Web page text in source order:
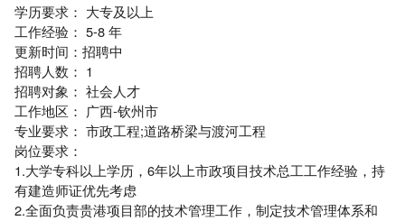
学历要求： 大专及以上
工作经验： 5-8 年
更新时间：招聘中
招聘人数： 1
招聘对象： 社会人才
工作地区： 广西-钦州市
专业要求： 市政工程;道路桥梁与渡河工程
岗位要求：
1.大学专科以上学历，6年以上市政项目技术总工工作经验，持
有建造师证优先考虑
2.全面负责贵港项目部的技术管理工作，制定技术管理体系和